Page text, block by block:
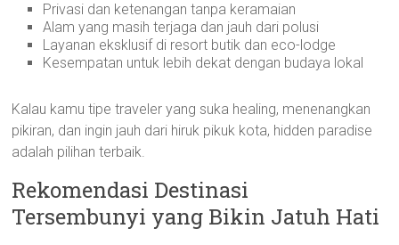
Privasi dan ketenangan tanpa keramaian
Alam yang masih terjaga dan jauh dari polusi
Layanan eksklusif di resort butik dan eco-lodge
Kesempatan untuk lebih dekat dengan budaya lokal
Kalau kamu tipe traveler yang suka healing, menenangkan
pikiran, dan ingin jauh dari hiruk pikuk kota, hidden paradise
adalah pilihan terbaik.
Rekomendasi Destinasi
Tersembunyi yang Bikin Jatuh Hati